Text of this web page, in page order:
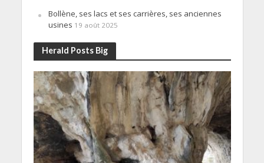
Bollène, ses lacs et ses carrières, ses anciennes
usines 19 août 2025
Herald Posts Big